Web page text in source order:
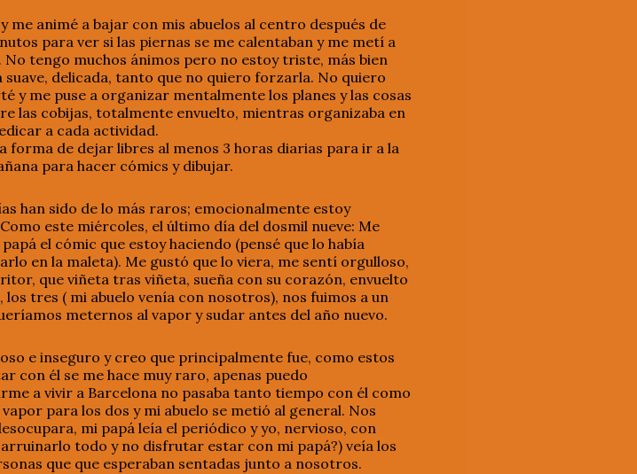
me animé a bajar con mis abuelos al centro después de
para ver si las piernas se me calentaban y me metí a
tengo muchos ánimos pero no estoy triste, más bien
delicada, tanto que no quiero forzarla. No quiero
y me puse a organizar mentalmente los planes y las cosas
las cobijas, totalmente envuelto, mientras organizaba en
a cada actividad.
forma de dejar libres al menos 3 horas diarias para ir a la
para hacer cómics y dibujar.
han sido de lo más raros; emocionalmente estoy
este miércoles, el último día del dosmil nueve: Me
el cómic que estoy haciendo (pensé que lo había
en la maleta). Me gustó que lo viera, me sentí orgulloso,
que viñeta tras viñeta, sueña con su corazón, envuelto
tres ( mi abuelo venía con nosotros), nos fuimos a un
meternos al vapor y sudar antes del año nuevo.
e inseguro y creo que principalmente fue, como estos
con él se me hace muy raro, apenas puedo
a vivir a Barcelona no pasaba tanto tiempo con él como
para los dos y mi abuelo se metió al general. Nos
mi papá leía el periódico y yo, nervioso, con
todo y no disfrutar estar con mi papá?) veía los
que que esperaban sentadas junto a nosotros.